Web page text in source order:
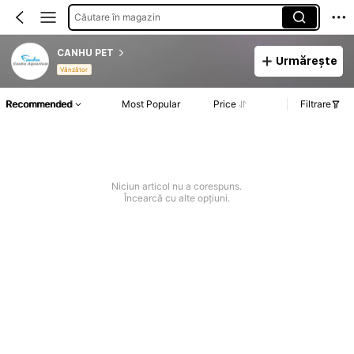
Căutare în magazin
CANHU PET
Vânzător
Urmărește
Recommended Most Popular Price Filtrare
Niciun articol nu a corespuns.
Încearcă cu alte opțiuni.